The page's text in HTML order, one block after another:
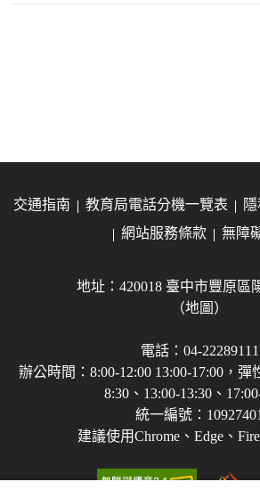
交通指南 教育局電話分機一覽表
網站服務條款
無障
地址：420018 臺中市豐原區
（地圖）
電話：04-22289111
辦公時間：8:00-12:00 13:00-17:00，
8:30、13:00-13:30、
統一編號：10927401
建議使用Chrome、Edge、